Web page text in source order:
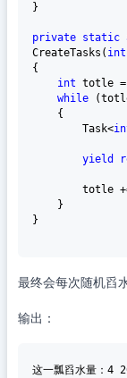
}
private static
CreateTasks( int
{
int totle =
while
        Task<
yield
totle
}
最终会每次随机舀
输出：
这一瓢舀水量： 4